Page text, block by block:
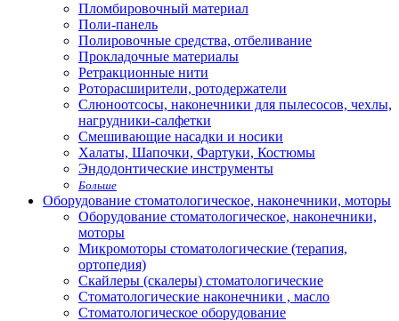
Пломбировочный материал
Поли-панель
Полировочные средства, отбеливание
Прокладочные материалы
Ретракционные нити
Роторасширители, ротодержатели
Слюноотсосы, наконечники для пылесосов, чехлы,
нагрудники-салфетки
Смешивающие насадки и носики
Халаты, Шапочки, Фартуки, Костюмы
Эндодонтические инструменты
Больше
Оборудование стоматологическое, наконечники, моторы
Оборудование стоматологическое, наконечники,
моторы
Микромоторы стоматологические (терапия,
ортопедия)
Скайлеры (скалеры) стоматологические
Стоматологические наконечники , масло
Стоматологическое оборудование